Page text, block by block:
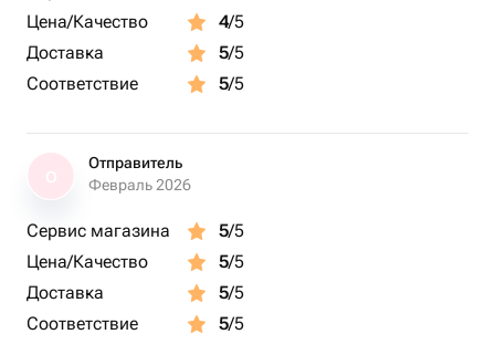
Цена/Качество
4/5
Доставка
5/5
Соответствие
5/5
Отправитель
Февраль 2026
Сервис магазина 5/5
Цена/Качество
5/5
Доставка
5/5
Соответствие
5/5